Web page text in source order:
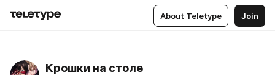
About Teletype Join
Крошки на столе